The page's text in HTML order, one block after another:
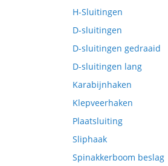
H-Sluitingen
D-sluitingen
D-sluitingen gedraaid
D-sluitingen lang
Karabijnhaken
Klepveerhaken
Plaatsluiting
Sliphaak
Spinakkerboom beslag